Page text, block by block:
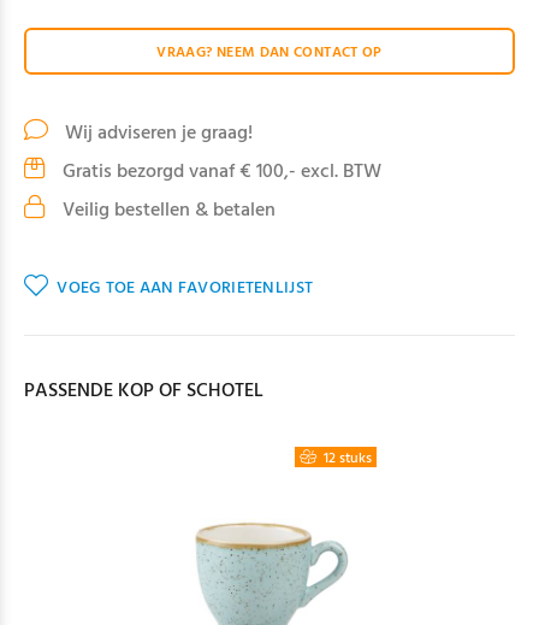
VRAAG? NEEM DAN CONTACT OP
Wij adviseren je graag!
Gratis bezorgd vanaf € 100,- excl. BTW
Veilig bestellen & betalen
VOEG TOE AAN FAVORIETENLIJST
PASSENDE KOP OF SCHOTEL
12 stuks